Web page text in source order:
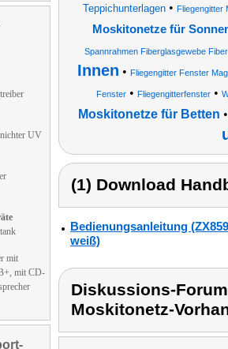
UV
mit
mit CD-
Teppichunterlagen• Fliegengitter
Moskitonetze für
Spannrahmen Fiberglasgewebe
Innen • Fliegengitter Fenster
Fenster• Fliegengitterfenster•
Moskitonetze für Betten •
(1) Download
Bedienungsanleitung
weiß)
Diskussions-
Moskitonetz-